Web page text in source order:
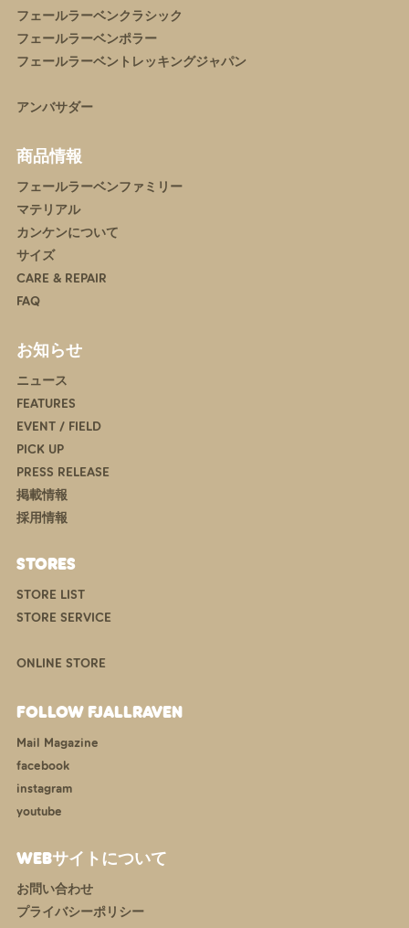
フェールラーベンクラシック
フェールラーベンポラー
フェールラーベントレッキングジャパン
アンバサダー
商品情報
フェールラーベンファミリー
マテリアル
カンケンについて
サイズ
CARE & REPAIR
FAQ
お知らせ
ニュース
FEATURES
EVENT / FIELD
PICK UP
PRESS RELEASE
掲載情報
採用情報
STORES
STORE LIST
STORE SERVICE
ONLINE STORE
FOLLOW FJALLRAVEN
Mail Magazine
facebook
instagram
youtube
WEBサイトについて
お問い合わせ
プライバシーポリシー